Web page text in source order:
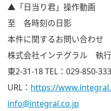
▲「日当り君
至 各時刻の日影
本件に関するお問い合わせ
株式会社インテグラル 執
東2-31-18 TEL：029-850-
URL： https://
info@integral.co.jp